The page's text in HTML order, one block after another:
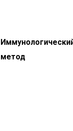
метод